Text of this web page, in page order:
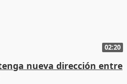
02:20
nueva dirección entre